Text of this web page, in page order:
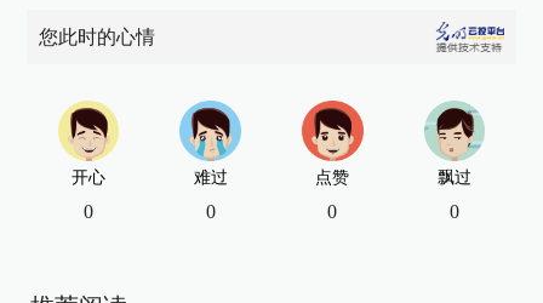
您此时的心情
开心
0
难过
0
点赞
0
飘过
0